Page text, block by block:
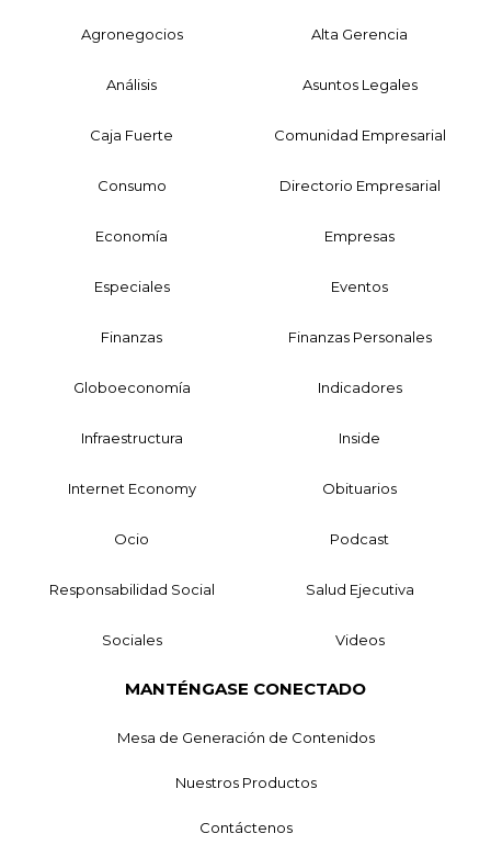
Agronegocios Alta Gerencia
Análisis Asuntos Legales
Caja Fuerte Comunidad Empresarial
Consumo Directorio Empresarial
Economía Empresas
Especiales Eventos
Finanzas Finanzas Personales
Globoeconomía Indicadores
Infraestructura Inside
Internet Economy Obituarios
Ocio Podcast
Responsabilidad Social Salud Ejecutiva
Sociales Videos
MANTÉNGASE CONECTADO
Mesa de Generación de Contenidos
Nuestros Productos
Contáctenos